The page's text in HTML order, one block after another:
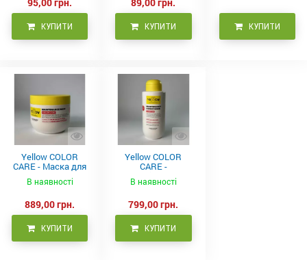
КУПИТИ КУПИТИ КУПИТИ
Yellow COLOR
CARE - Маска для
фарбованого
волосся, 500 мл
В наявності
889,00 грн.
КУПИТИ
Yellow COLOR
CARE -
Кондиціонер для
фарбованого
В наявності
799,00 грн.
КУПИТИ